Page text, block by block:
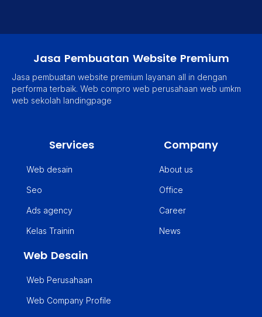
Jasa Pembuatan Website Premium
Jasa pembuatan website premium layanan all in dengan
performa terbaik. Web compro web perusahaan web umkm
web sekolah landingpage
Services
Web desain
Seo
Ads agency
Kelas Trainin
Company
About us
Office
Career
News
Web Desain
Web Perusahaan
Web Company Profile